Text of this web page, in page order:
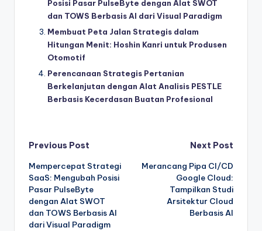
Posisi Pasar PulseByte dengan Alat SWOT
dan TOWS Berbasis AI dari Visual Paradigm
Membuat Peta Jalan Strategis dalam
Hitungan Menit: Hoshin Kanri untuk Produsen
Otomotif
Perencanaan Strategis Pertanian
Berkelanjutan dengan Alat Analisis PESTLE
Berbasis Kecerdasan Buatan Profesional
Post
navigation
Previous Post
Mempercepat Strategi
SaaS: Mengubah Posisi
Pasar PulseByte
dengan Alat SWOT
dan TOWS Berbasis AI
dari Visual Paradigm
Next Post
Merancang Pipa CI/CD
Google Cloud:
Tampilkan Studi
Arsitektur Cloud
Berbasis AI